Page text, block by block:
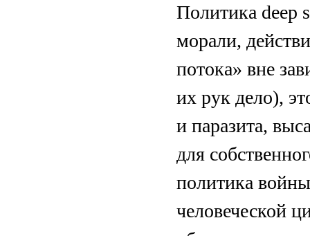
Политика dеep
морали,
потока» вне
их рук дело),
и паразита,
для
политика
человеческой